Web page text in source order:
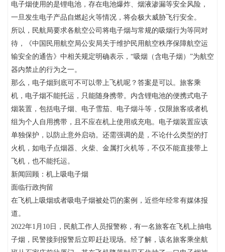
电子烟使用的是锂电池，存在电池爆炸、烟液渗漏等安全风险，
一旦发生电子产品自燃起火等情况，将会极大威胁飞行安全。
所以，民航局要求各航空公司将电子烟与常规的吸烟行为等同对
待，《中国民用航空局公安局关于维护民用航空秩序保障航空运
输安全的通告》中相关规定明确表示，“吸烟（含电子烟）”为航空
器内禁止的行为之一。
那么，电子烟到底可不可以带上飞机呢？答案是可以。旅客乘
机，电子烟不能托运，只能随身携带。内含锂电池的便携式电子
烟装置，包括电子烟、电子雪茄、电子烟斗等，仅限旅客或者机
组为个人自用携带，且不应在机上使用或充电。电子烟装置应该
单独保护，以防止意外启动。还需强调的是，不论什么类型的打
火机，如电子点烟器、火柴、金属打火机等，不仅不能直接带上
飞机，也不能托运。
新闻回顾：机上吸电子烟
面临行政拘留
在飞机上吸烟或者吸电子烟被处罚的案例，近些年经常有媒体报
道。
2022年1月10日，民航工作人员报警称，有一名旅客在飞机上抽电
子烟，民警接到报警后立即赶赴现场。经了解，该名旅客乘坐航